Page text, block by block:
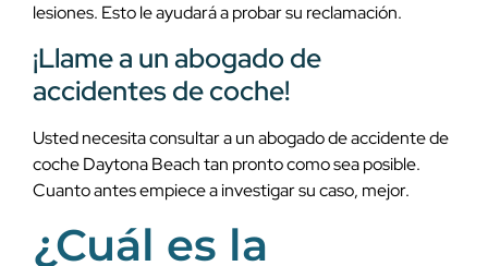
lesiones. Esto le ayudará a probar su reclamación.
¡Llame a un abogado de
accidentes de coche!
Usted necesita consultar a un abogado de accidente de
coche Daytona Beach tan pronto como sea posible.
Cuanto antes empiece a investigar su caso, mejor.
¿Cuál es la